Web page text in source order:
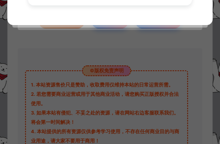
©版权免责声明
1. 本站资源售价只是赞助，收取费用仅维持本站的日常运营所需。
2. 若您需要商业运营或用于其他商业活动，请您购买正版授权并合法
使用。
3. 如果本站有侵犯、不妥之处的资源，请在网站右边客服联系我们。
将会第一时间解决！
4. 本站提供的所有资源仅供参考学习使用，不存在任何商业目的与商
业用途，请大家不要用于商用！